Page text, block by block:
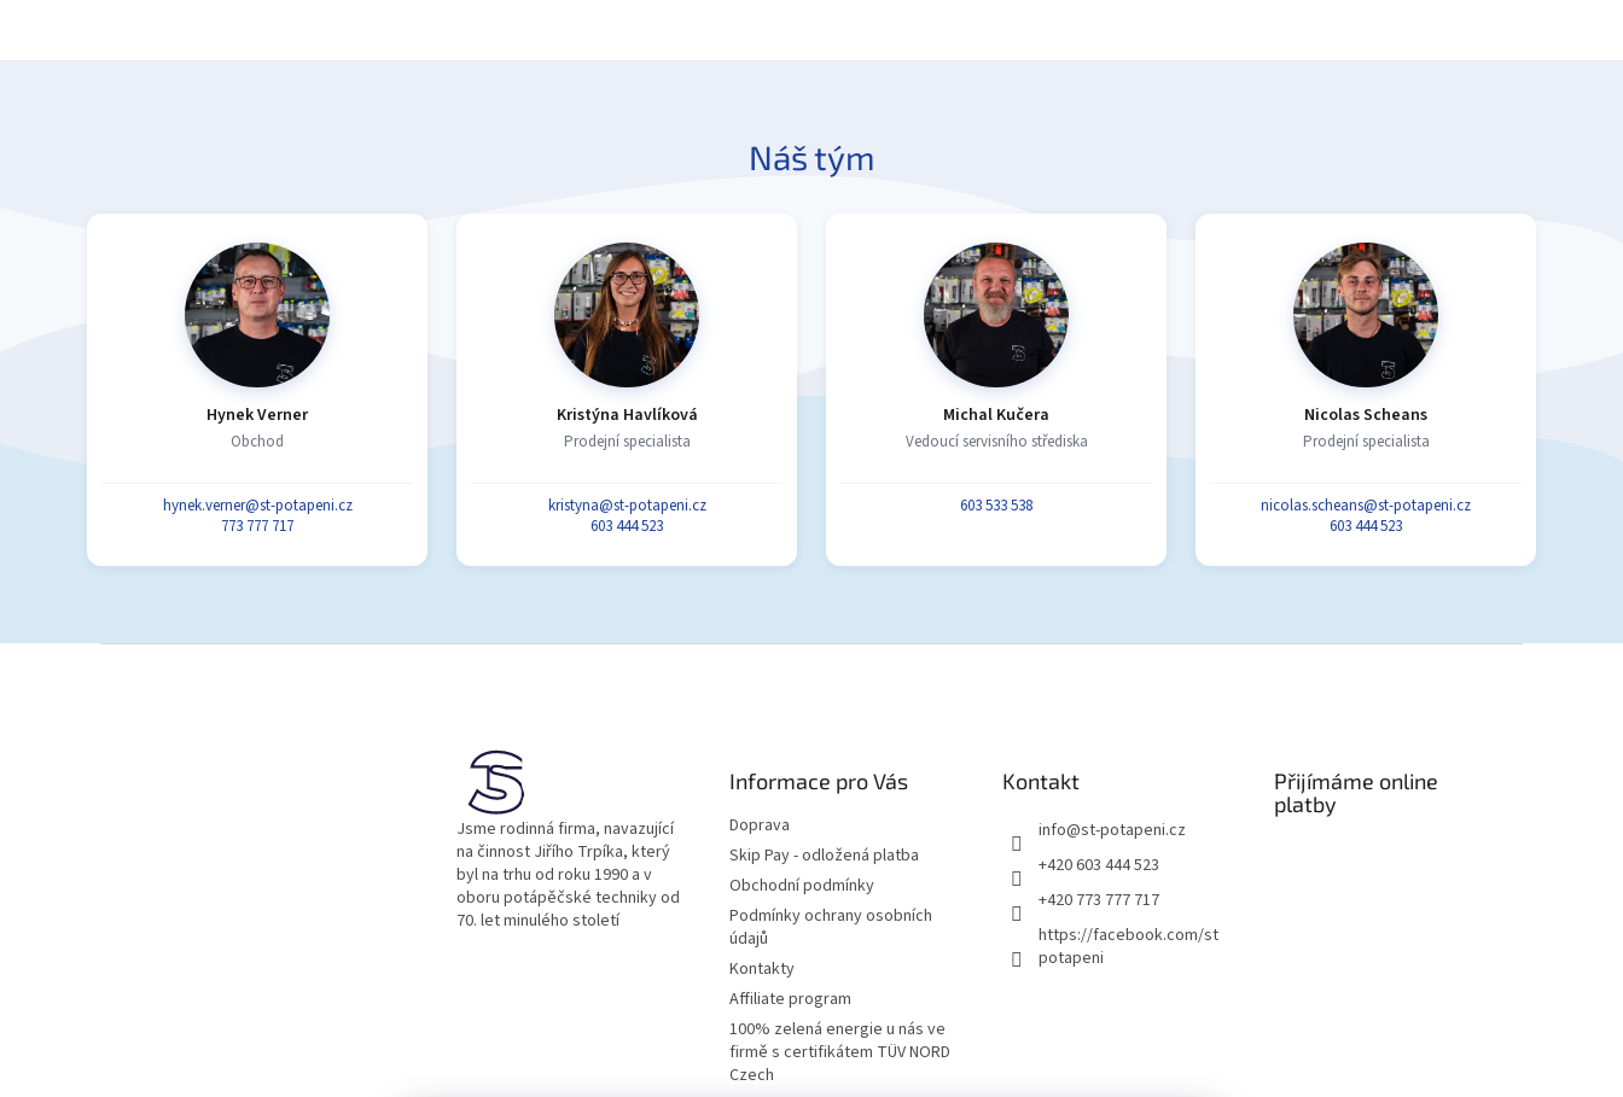
Náš tým
Hynek Verner
Obchod
hynek.verner@st-potapeni.cz
773 777 717
Kristýna Havlíková
Prodejní specialista
kristyna@st-potapeni.cz
603 444 523
Michal Kučera
Vedoucí servisního střediska
603 533 538
Nicolas Scheans
Prodejní specialista
nicolas.scheans@st-potapeni.cz
603 444 523
Jsme rodinná firma, navazující
na činnost Jiřího Trpíka, který
byl na trhu od roku 1990 a v
oboru potápěčské techniky od
70. let minulého století
Informace pro Vás
Doprava
Skip Pay - odložená platba
Obchodní podmínky
Podmínky ochrany osobních
údajů
Kontakty
Affiliate program
100% zelená energie u nás ve
firmě s certifikátem TÜV NORD
Czech
Kontakt
info@st-potapeni.cz
+420 603 444 523
+420 773 777 717
https://facebook.com/st
potapeni
Přijímáme online
platby